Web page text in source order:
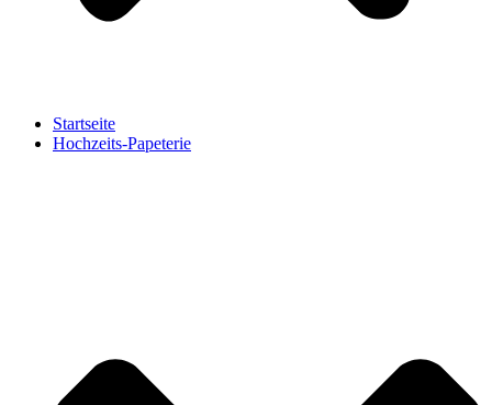
Startseite
Hochzeits-Papeterie